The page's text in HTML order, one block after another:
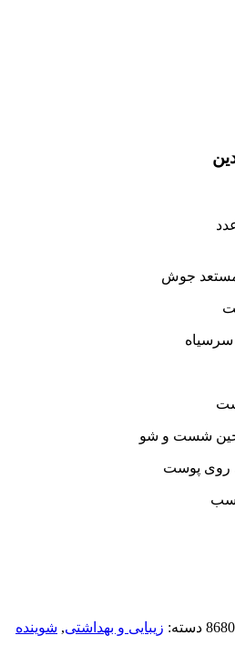
جوش
سرسیاه
شست و شو
روی پوست
دسته: زیبایی و بهداشتی, شوینده